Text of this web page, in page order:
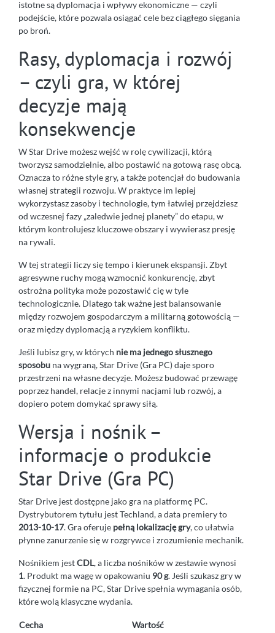
istotne są dyplomacja i wpływy ekonomiczne — czyli
podejście, które pozwala osiągać cele bez ciągłego sięgania
po broń.
Rasy, dyplomacja i rozwój
– czyli gra, w której
decyzje mają
konsekwencje
W Star Drive możesz wejść w rolę cywilizacji, którą
tworzysz samodzielnie, albo postawić na gotową rasę obcą.
Oznacza to różne style gry, a także potencjał do budowania
własnej strategii rozwoju. W praktyce im lepiej
wykorzystasz zasoby i technologie, tym łatwiej przejdziesz
od wczesnej fazy „zaledwie jednej planety” do etapu, w
którym kontrolujesz kluczowe obszary i wywierasz presję
na rywali.
W tej strategii liczy się tempo i kierunek ekspansji. Zbyt
agresywne ruchy mogą wzmocnić konkurencję, zbyt
ostrożna polityka może pozostawić cię w tyle
technologicznie. Dlatego tak ważne jest balansowanie
między rozwojem gospodarczym a militarną gotowością —
oraz między dyplomacją a ryzykiem konfliktu.
Jeśli lubisz gry, w których nie ma jednego słusznego
sposobu na wygraną, Star Drive (Gra PC) daje sporo
przestrzeni na własne decyzje. Możesz budować przewagę
poprzez handel, relacje z innymi nacjami lub rozwój, a
dopiero potem domykać sprawy siłą.
Wersja i nośnik –
informacje o produkcie
Star Drive (Gra PC)
Star Drive jest dostępne jako gra na platformę PC.
Dystrybutorem tytułu jest Techland, a data premiery to
2013-10-17. Gra oferuje pełną lokalizację gry, co ułatwia
płynne zanurzenie się w rozgrywce i zrozumienie mechanik.
Nośnikiem jestCDL, a liczba nośników w zestawie wynosi
1. Produkt ma wagę w opakowaniu 90 g. Jeśli szukasz gry w
fizycznej formie na PC, Star Drive spełnia wymagania osób,
które wolą klasyczne wydania.
Cecha
Wartość